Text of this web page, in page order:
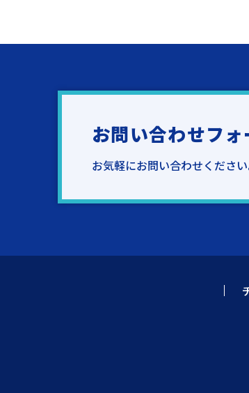
お問い合わせフォ
お気軽にお問い合わせください